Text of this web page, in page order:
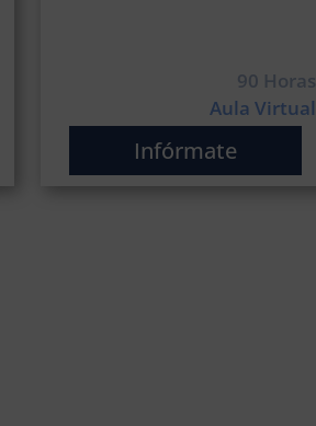
90 Horas
Aula Virtual
Infórmate